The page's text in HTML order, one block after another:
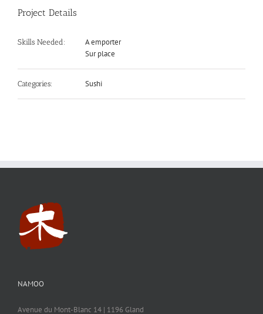
Project Details
Skills Needed:
A emporter
Sur place
Categories: Sushi
NAMOO
Avenue du Mont-Blanc 14 | 1196 Gland